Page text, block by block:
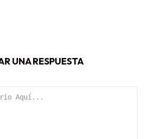
UNA RESPUESTA